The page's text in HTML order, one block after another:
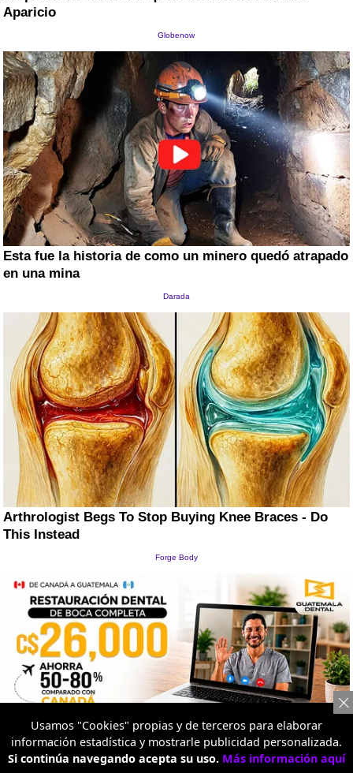
Usamos "Cookies" propias y de terceros para elaborar
información estadística y mostrarle publicidad personalizada.
Si continúa navegando acepta su uso. Más información aquí